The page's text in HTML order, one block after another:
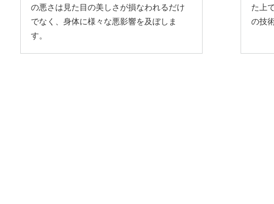
の悪さは見た目の美しさが損なわれるだけ
でなく、身体に様々な悪影響を及ぼしま
す。
た上
の技